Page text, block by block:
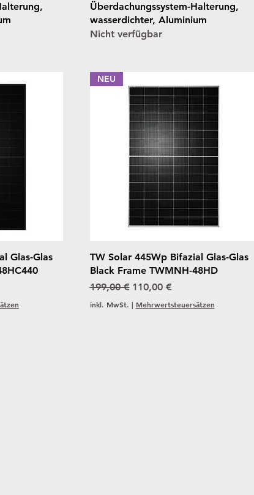
Überdachungssystem-Halterung,
wasserdichter, Aluminium
Nicht verfügbar
Glas-Glas
Schnellansicht
NEU
TW Solar 445Wp Bifazial Glas-Glas
Black Frame TWMNH-48HD
Standardpreis
199,00 € Sale-Preis
110,00 €
inkl. MwSt. | Mehrwertsteuersätzen